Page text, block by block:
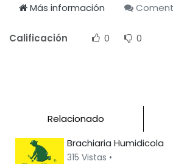
Relacionado
Brachiaria Humidicola
315 Vistas •
Más información
Calificación 0 0